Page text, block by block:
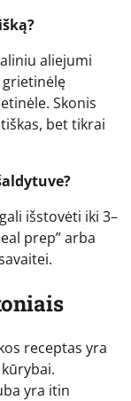
aliejumi
grietinėlę
Skonis
bet tikrai
išstovėti iki 3–
prep” arba
receptas yra
yra itin